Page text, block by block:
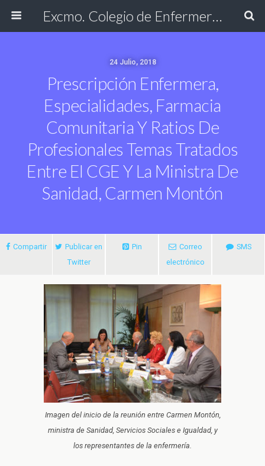
Excmo. Colegio de Enfermería de Cádiz
24 Julio, 2018
Prescripción Enfermera,
Especialidades, Farmacia
Comunitaria Y Ratios De
Profesionales Temas Tratados
Entre El CGE Y La Ministra De
Sanidad, Carmen Montón
Compartir
Publicar en
Twitter
Pin
Correo
electrónico
SMS
Imagen del inicio de la reunión entre Carmen Montón,
ministra de Sanidad, Servicios Sociales e Igualdad, y
los representantes de la enfermería.